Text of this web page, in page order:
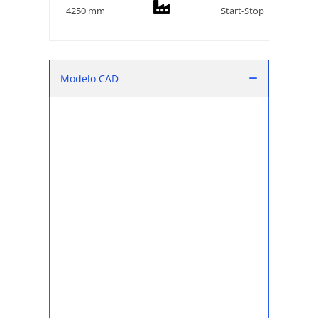
4250 mm Start-Stop
Modelo CAD